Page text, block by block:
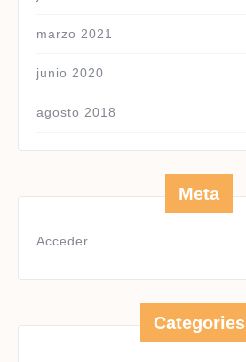
marzo 2021
junio 2020
agosto 2018
Meta
Acceder
Categories